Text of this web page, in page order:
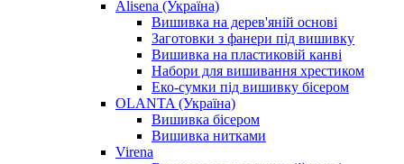
Alisena (Україна)
Вишивка на дерев'яній основі
Заготовки з фанери під вишивку
Вишивка на пластиковій канві
Набори для вишивання хрестиком
Еко-сумки під вишивку бісером
OLANTA (Україна)
Вишивка бісером
Вишивка нитками
Virena